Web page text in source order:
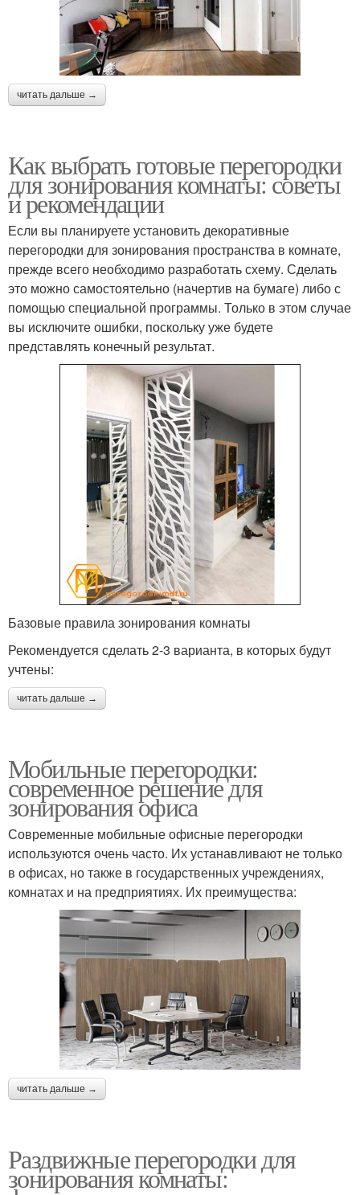
читать дальше →
Как выбрать готовые перегородки
для зонирования комнаты: советы
и рекомендации
Если вы планируете установить декоративные
перегородки для зонирования пространства в комнате,
прежде всего необходимо разработать схему. Сделать
это можно самостоятельно (начертив на бумаге) либо с
помощью специальной программы. Только в этом случае
вы исключите ошибки, поскольку уже будете
представлять конечный результат.
Базовые правила зонирования комнаты
Рекомендуется сделать 2-3 варианта, в которых будут
учтены:
читать дальше →
Мобильные перегородки:
современное решение для
зонирования офиса
Современные мобильные офисные перегородки
используются очень часто. Их устанавливают не только
в офисах, но также в государственных учреждениях,
комнатах и на предприятиях. Их преимущества:
читать дальше →
Раздвижные перегородки для
зонирования комнаты: